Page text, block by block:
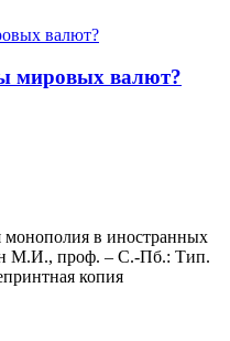
мировых валют?
в иностранных
М.И., проф. – С.-Пб.: Тип.
копия